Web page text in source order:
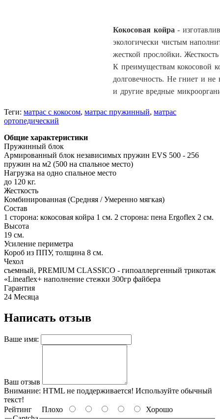
Кокосовая койра -
экологически чистым
жесткой прослойки.
К преимуществам кокосовой
долговечность. Не гниет и
и другие вредные
Теги: матрас с кокосом, матрас пружинный, матрас
ортопедический
Общие характеристики
Пружинный блок
Армированный блок независимых пружин EVS 500 - 256
пружин на м2 (500 на спальное место)
Нагрузка на одно спальное место
до 120 кг.
Жесткость
Комбинированная (Средняя / Умеренно мягкая)
Состав
1 сторона: кокосовая койра 1 см. 2 сторона: пена Ergoflex 2 см.
Высота
19 см.
Усиление периметра
Короб из ППУ, толщина 8 см.
Чехол
съемный, PREMIUM CLASSICO - гипоаллергенный трикотаж
«Lineaflex+ наполнение стежки 300гр файбера
Гарантия
24 Месяца
Написать отзыв
Ваше имя:
Ваш отзыв
Внимание: HTML не поддерживается! Используйте обычный
текст!
Рейтинг Плохо
Хорошо